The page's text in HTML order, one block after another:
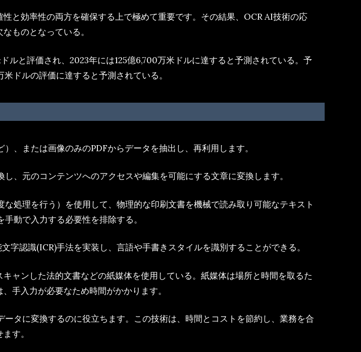
と効率性の両方を確保する上で極めて重要です。その結果、OCR AI技術の応
ものとなっている。
と評価され、2023年には125億6,700万米ドルに達すると予測されている。予
ドルの評価に達すると予測されている。
、または画像のみのPDFからデータを抽出し、再利用します。
、元のコンテンツへのアクセスや編集を可能にする文章に変換します。
処理を行う）を使用して、物理的な印刷文書を機械で読み取り可能なテキスト
動で入力する必要性を排除する。
認識(ICR)手法を実装し、言語や手書きスタイルを識別することができる。
ャンした法的文書などの紙媒体を使用している。紙媒体は場所と時間を取るた
手入力が必要なため時間がかかります。
タに変換するのに役立ちます。この技術は、時間とコストを節約し、業務を合
す。